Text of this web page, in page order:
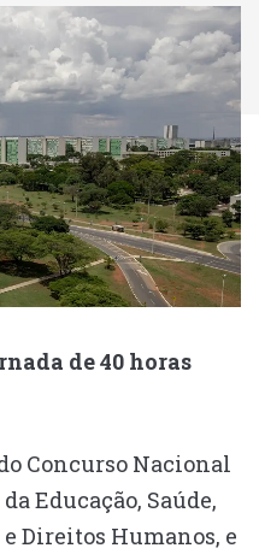
de 40 horas
Concurso Nacional
Educação, Saúde,
Direitos Humanos, e